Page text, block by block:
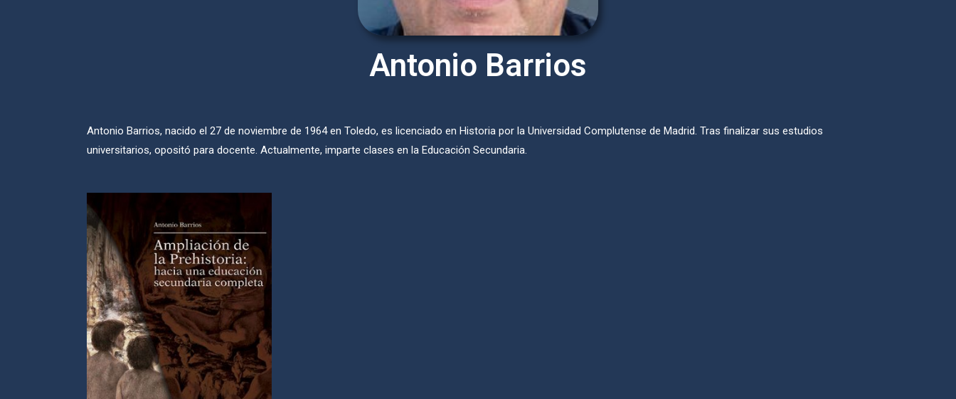
Antonio Barrios
Antonio Barrios, nacido el 27 de noviembre de 1964 en Toledo, es licenciado en Historia por la Universidad Complutense de Madrid. Tras finalizar sus estudios
universitarios, opositó para docente. Actualmente, imparte clases en la Educación Secundaria.